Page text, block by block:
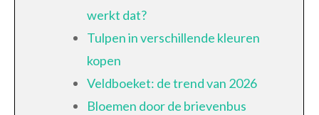
werkt dat?
Tulpen in verschillende kleuren
kopen
Veldboeket: de trend van 2026
Bloemen door de brievenbus